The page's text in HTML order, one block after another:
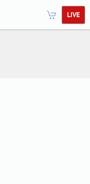
LIVE